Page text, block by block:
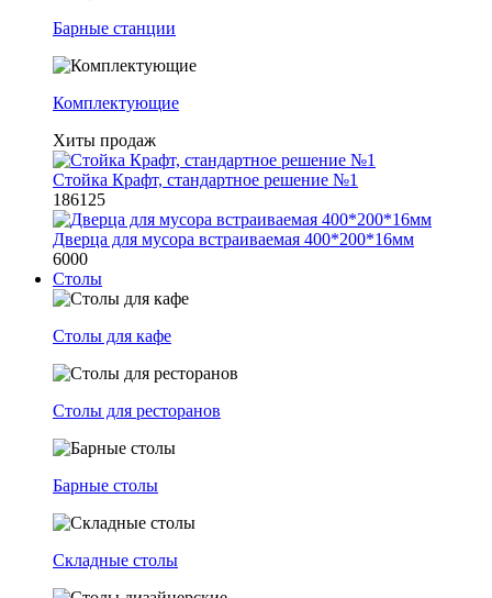
Барные станции
Комплектующие
Хиты продаж
Стойка Крафт, стандартное решение №1
186125
Дверца для мусора встраиваемая 400*200*16мм
6000
Столы
Столы для кафе
Столы для ресторанов
Барные столы
Складные столы